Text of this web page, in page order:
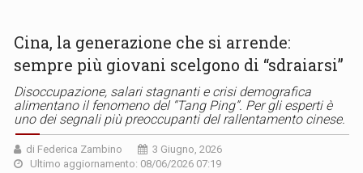
Cina, la generazione che si arrende:
sempre più giovani scelgono di “sdraiarsi”
Disoccupazione, salari stagnanti e crisi demografica
alimentano il fenomeno del “Tang Ping”. Per gli esperti è
uno dei segnali più preoccupanti del rallentamento cinese.
di Federica Zambino
3 Giugno, 2026
Ultimo aggiornamento: 08/06/2026 07:19